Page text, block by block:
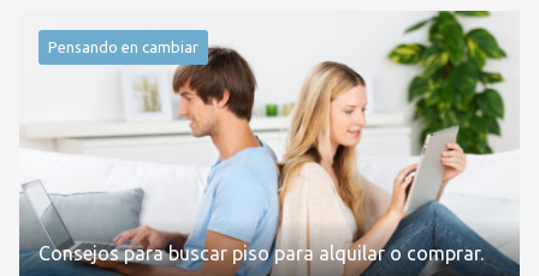
Pensando en cambiar
Consejos para buscar piso para alquilar o comprar.